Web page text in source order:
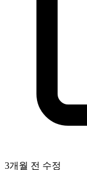
3개월 전 수정